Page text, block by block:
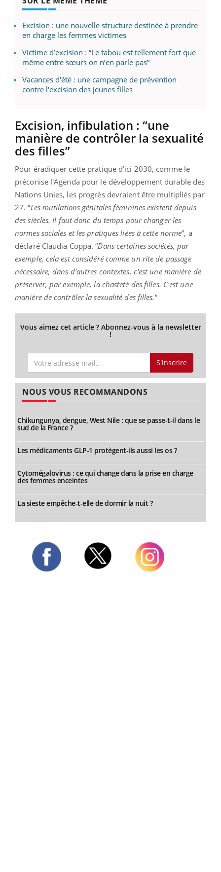
Excision : une nouvelle structure destinée à prendre
en charge les femmes victimes
Victime d’excision : “Le tabou est tellement fort que
même entre sœurs on n’en parle pas”
Vacances d'été : une campagne de prévention
contre l'excision des jeunes filles
Excision, infibulation : “une
manière de contrôler la sexualité
des filles”
Pour éradiquer cette pratique d’ici 2030, comme le
préconise l'Agenda pour le développement durable des
Nations Unies, les progrès devraient être multipliés par
27. “Les mutilations génitales féminines existent depuis
des siècles. Il faut donc du temps pour changer les
normes sociales et les pratiques liées à cette norme”, a
déclaré Claudia Coppa. “Dans certaines sociétés, par
exemple, cela est considéré comme un rite de passage
nécessaire, dans d'autres contextes, c'est une manière de
préserver, par exemple, la chasteté des filles. C'est une
manière de contrôler la sexualité des filles.”
Vous aimez cet article ? Abonnez-vous à la newsletter
!
S'inscrire
NOUS VOUS RECOMMANDONS
Chikungunya, dengue, West Nile : que se passe-t-il dans le
sud de la France ?
Les médicaments GLP-1 protègent-ils aussi les os ?
Cytomégalovirus : ce qui change dans la prise en charge
des femmes enceintes
La sieste empêche-t-elle de dormir la nuit ?